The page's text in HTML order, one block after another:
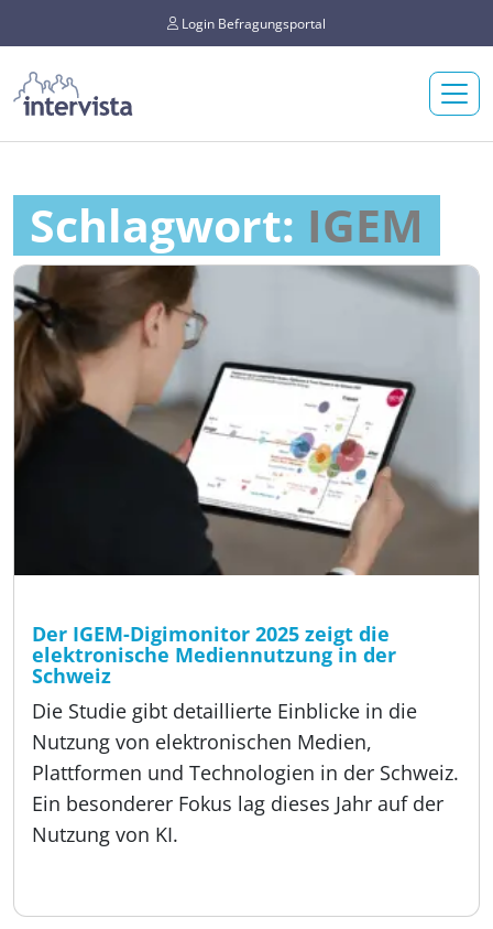
Login Befragungsportal
Schlagwort: IGEM
Der IGEM-Digimonitor 2025 zeigt die
elektronische Mediennutzung in der
Schweiz
Die Studie gibt detaillierte Einblicke in die
Nutzung von elektronischen Medien,
Plattformen und Technologien in der Schweiz.
Ein besonderer Fokus lag dieses Jahr auf der
Nutzung von KI.